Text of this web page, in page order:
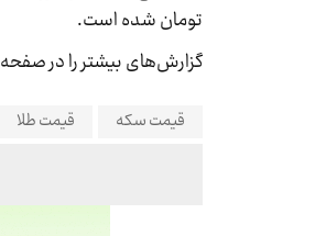
تومان شده است.
گزارش‌های بیشتر را در صفحه
قیمت سکه قیمت طلا